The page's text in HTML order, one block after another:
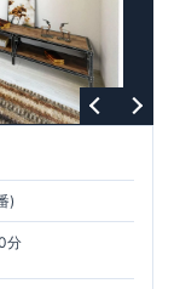
る地震に対し
に1.5倍の耐震
めた第三者機関
施工されている
。
査した上で、品
アしています。
と手入れをして、
)
分